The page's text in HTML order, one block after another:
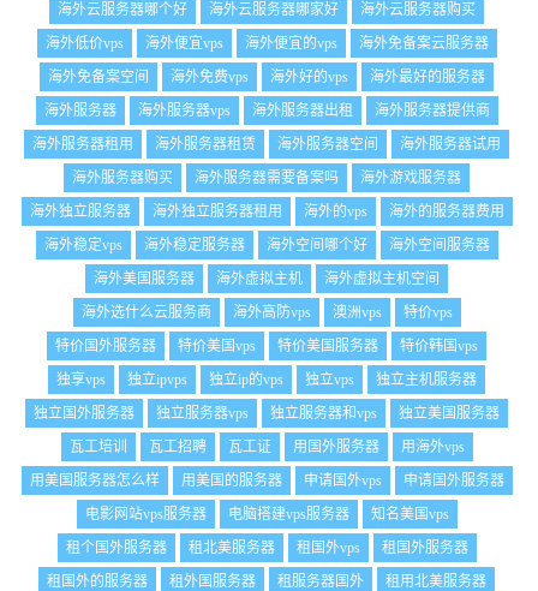
海外云服务器哪个好
海外云服务器哪家好
海外云服务器购买
海外低价vps
海外便宜vps 海外便宜的vps
海外免备案云服务器
海外免备案空间
海外免费vps 海外好的vps
海外最好的服务器
海外服务器
海外服务器vps 海外服务器出租
海外服务器提供商
海外服务器租用
海外服务器租赁 海外服务器空间
海外服务器试用
海外服务器购买
海外服务器需要备案吗
海外游戏服务器
海外独立服务器
海外独立服务器租用 海外的vps
海外的服务器费用
海外稳定vps
海外稳定服务器 海外空间哪个好
海外空间服务器
海外美国服务器
海外虚拟主机
海外虚拟主机空间
海外选什么云服务商
海外高防vps 澳洲vps
特价vps
特价国外服务器
特价美国vps 特价美国服务器
特价韩国vps
独享vps
独立ipvps 独立ip的vps 独立vps
独立主机服务器
独立国外服务器
独立服务器vps 独立服务器和vps
独立美国服务器
瓦工培训
瓦工招聘 瓦工证 用国外服务器
用海外vps
用美国服务器怎么样
用美国的服务器 申请国外vps
申请国外服务器
电影网站vps服务器
电脑搭建vps服务器
知名美国vps
租个国外服务器
租北美服务器 租国外vps
租国外服务器
租国外的服务器
租外国服务器 租服务器国外
租用北美服务器